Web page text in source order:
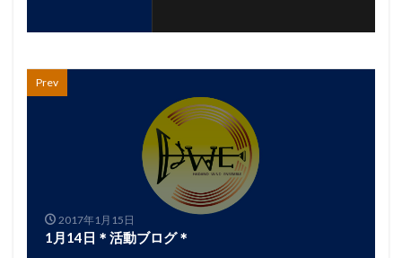
Prev
2017年1月15日
1月14日＊活動ブログ＊